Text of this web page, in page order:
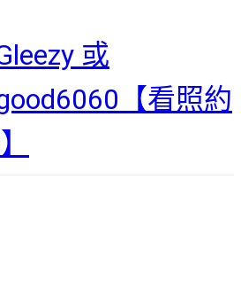
或
【看照約